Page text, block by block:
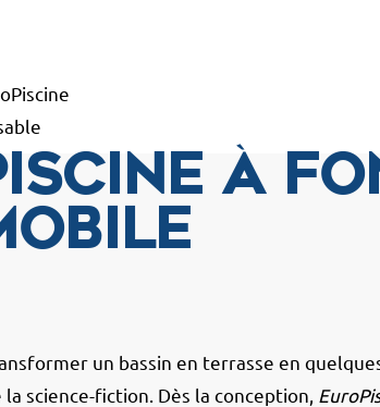
à
un bassin en terrasse en
la science-fiction. Dès la conception,